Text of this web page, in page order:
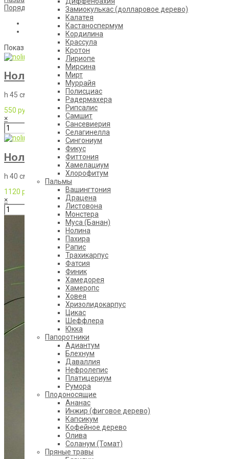
Замиокулькас (долларовое дерево)
Калатея
Кастаноспермум
Кордилина
Крассула
Кротон
Лириопе
Мирсина
Мирт
Муррайя
Полисциас
Радермахера
Рипсалис
Самшит
Сансевиерия
Селагинелла
Сингониум
Фикус
Фиттония
Хамелациум
Хлорофитум
Пальмы
Вашингтония
Драцена
Листовона
Монстера
Муса (Банан)
Нолина
Пахира
Рапис
Трахикарпус
Фатсия
Финик
Хамедорея
Хамеропс
Ховея
Хризолидокарпус
Цикас
Шеффлера
Юкка
Папоротники
Адиантум
Блехнум
Даваллия
Нефролепис
Платицериум
Румора
Плодоносящие
Ананас
Инжир (фиговое дерево)
Капсикум
Кофейное дерево
Олива
Соланум (Томат)
Пряные травы
Порядок
Показано 1 - 4 из 4
Нолина 45/12
h 45 см d 12 см
550 руб
×
Нолина штамбовая 40/12
h 40 см d 12 см
1120 руб
×